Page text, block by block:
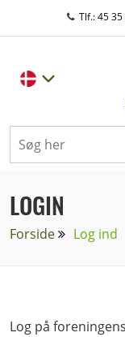
Tlf.: 45
LOGIN
Forside Log ind
Log på